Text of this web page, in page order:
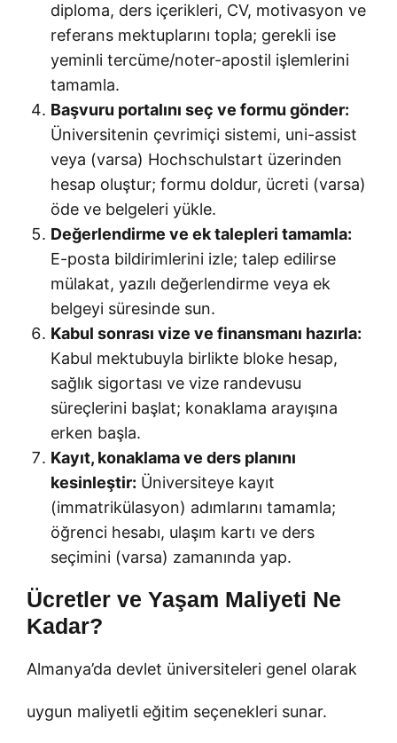
diploma, ders içerikleri, CV, motivasyon ve
referans mektuplarını topla; gerekli ise
yeminli tercüme/noter-apostil işlemlerini
tamamla.
Başvuru portalını seç ve formu gönder:
Üniversitenin çevrimiçi sistemi, uni-assist
veya (varsa) Hochschulstart üzerinden
hesap oluştur; formu doldur, ücreti (varsa)
öde ve belgeleri yükle.
Değerlendirme ve ek talepleri tamamla:
E-posta bildirimlerini izle; talep edilirse
mülakat, yazılı değerlendirme veya ek
belgeyi süresinde sun.
Kabul sonrası vize ve finansmanı hazırla:
Kabul mektubuyla birlikte bloke hesap,
sağlık sigortası ve vize randevusu
süreçlerini başlat; konaklama arayışına
erken başla.
Kayıt, konaklama ve ders planını
kesinleştir: Üniversiteye kayıt
(immatrikülasyon) adımlarını tamamla;
öğrenci hesabı, ulaşım kartı ve ders
seçimini (varsa) zamanında yap.
Ücretler ve Yaşam Maliyeti Ne
Kadar?
Almanya’da devlet üniversiteleri genel olarak
uygun maliyetli eğitim seçenekleri sunar.